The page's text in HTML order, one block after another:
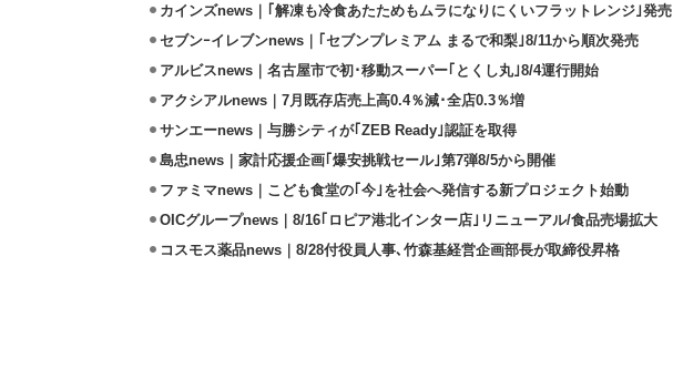
カインズnews｜｢解凍も冷食あたためもムラになりにくいフラットレンジ｣発売
セブンｰイレブンnews｜｢セブンプレミアム まるで和梨｣8/11から順次発売
アルビスnews｜名古屋市で初･移動スーパー｢とくし丸｣8/4運行開始
アクシアルnews｜7月既存店売上高0.4％減･全店0.3％増
サンエーnews｜与勝シティが｢ZEB Ready｣認証を取得
島忠news｜家計応援企画｢爆安挑戦セール｣第7弾8/5から開催
ファミマnews｜こども食堂の｢今｣を社会へ発信する新プロジェクト始動
OICグループnews｜8/16｢ロピア港北インター店｣リニューアル/食品売場拡大
コスモス薬品news｜8/28付役員人事､竹森基経営企画部長が取締役昇格